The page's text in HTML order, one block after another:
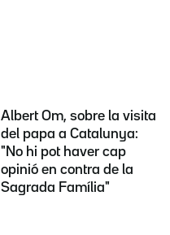
Albert Om, sobre la visita
del papa a Catalunya:
"No hi pot haver cap
opinió en contra de la
Sagrada Família"